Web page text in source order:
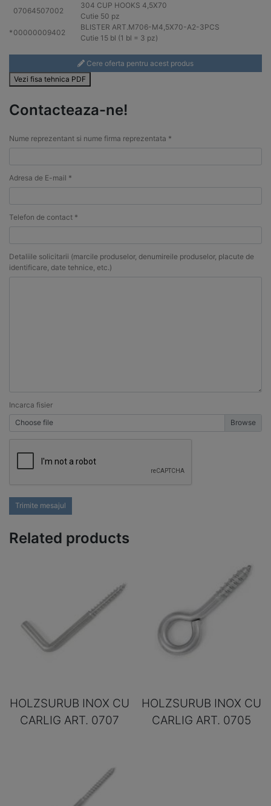
07064507002
304 CUP HOOKS 4,5X70
Cutie 50 pz
* 00000009402
BLISTER ART.M706-M4,5X70-A2-3PCS
Cutie 15 bl (1 bl = 3 pz)
Cere oferta pentru acest produs
Vezi fisa tehnica PDF
Contacteaza-ne!
Nume reprezentant si nume firma reprezentata *
Adresa de E-mail *
Telefon de contact *
Detaliile solicitarii (marcile produselor, denumireile produselor, placute de
identificare, date tehnice, etc.)
Incarca fisier
Choose file
Trimite mesajul
Related products
HOLZSURUB INOX CU
CARLIG ART. 0707
HOLZSURUB INOX CU
CARLIG ART. 0705